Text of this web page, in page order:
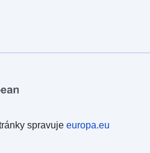
spravuje europa.eu